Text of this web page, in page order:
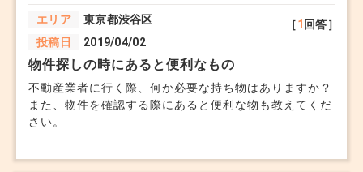
+4
エリア
東京都渋谷区
投稿日
2019/04/02
［1 回答］
物件探しの時にあると便利なもの
不動産業者に行く際、何か必要な持ち物はありますか？
また、物件を確認する際にあると便利な物も教えてくだ
さい。